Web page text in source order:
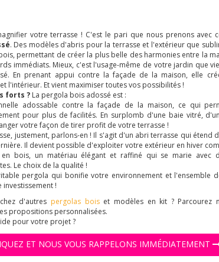
votre terrasse ! C'est le pari que nous prenons avec
. Des modèles d'abris pour la terrasse et l'extérieur que
permettant de créer la plus belle des harmonies entre la
immédiats. Mieux, c'est l'usage-même de votre jardin que
En prenant appui contre la façade de la maison, elle
l'intérieur. Et vient maximiser toutes vos possibilités !
forts ? La pergola bois adossé est :
adossable contre la façade de la maison, ce qui
pour plus de facilités. En surplomb d'une baie vitré,
votre façon de tirer profit de votre terrasse !
justement, parlons-en ! Il s'agit d'un abri terrasse qui étend
Il devient possible d'exploiter votre extérieur en hiver
bois, un matériau élégant et raffiné qui se marie avec
Le choix de la qualité !
pergola qui bonifie votre environnement et l'ensemble
investissement !
d'autres pergolas bois et modèles en kit ? Parcourez
propositions personnalisées.
pour votre projet ?
ET NOUS VOUS RAPPELONS IMMÉDIATEMENT